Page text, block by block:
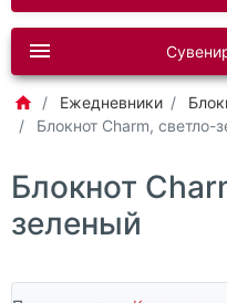
Ежедневники
Блокнот Charm, светло-
Блокнот
зеленый